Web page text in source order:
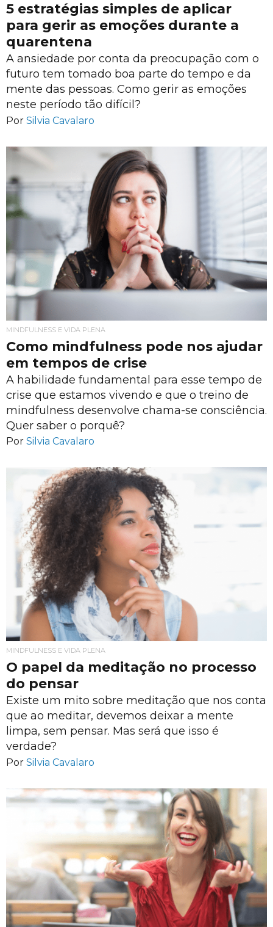
5 estratégias simples de aplicar
para gerir as emoções durante a
quarentena
A ansiedade por conta da preocupação com o
futuro tem tomado boa parte do tempo e da
mente das pessoas. Como gerir as emoções
neste período tão difícil?
Por Silvia Cavalaro
MINDFULNESS E VIDA PLENA
Como mindfulness pode nos ajudar
em tempos de crise
A habilidade fundamental para esse tempo de
crise que estamos vivendo e que o treino de
mindfulness desenvolve chama-se consciência.
Quer saber o porquê?
Por Silvia Cavalaro
MINDFULNESS E VIDA PLENA
O papel da meditação no processo
do pensar
Existe um mito sobre meditação que nos conta
que ao meditar, devemos deixar a mente
limpa, sem pensar. Mas será que isso é
verdade?
Por Silvia Cavalaro